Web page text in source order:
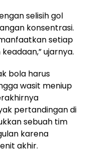
selisih gol
konsentrasi.
setiap
ujarnya.
bola harus
wasit meniup
pertandingan di
sebuah tim
karena
akhir.